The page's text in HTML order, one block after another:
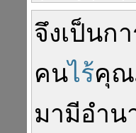
จึงเป็นก
คนไร้คุณ
มามีอำน